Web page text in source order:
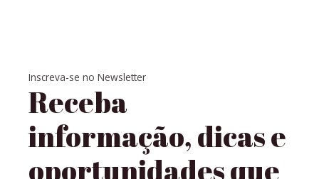
Inscreva-se no Newsletter
Receba
informação, dicas e
oportunidades que